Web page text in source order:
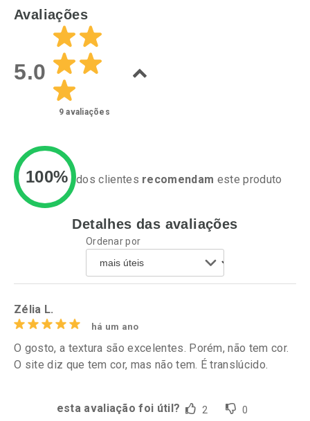
Laboratório
Ativar Desconto
Comprar sem Desconto
Por R$ 65,64/cada
Por Menos
Comprar sem Desconto
Ativar Desconto
Comprar sem Desconto
Por R$ 104,85/cada
Avaliações
5.0
9 avaliações
100% dos clientes recomendam este produto
Detalhes das avaliações
Ordenar por
Zélia L.
há um ano
O gosto, a textura são excelentes. Porém, não tem cor.
O site diz que tem cor, mas não tem. É translúcido.
esta avaliação foi útil? 2 0